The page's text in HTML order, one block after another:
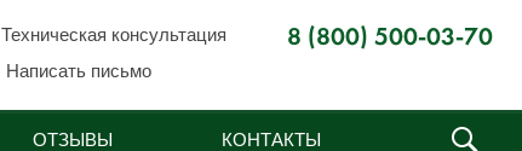
8 (800) 500-03-70
Техническая консультация
Написать письмо
ОТЗЫВЫ КОНТАКТЫ